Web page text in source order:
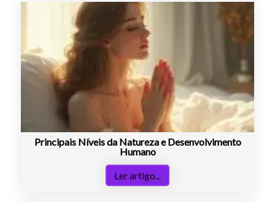
Principais Níveis da Natureza e Desenvolvimento
Humano
Ler artigo...